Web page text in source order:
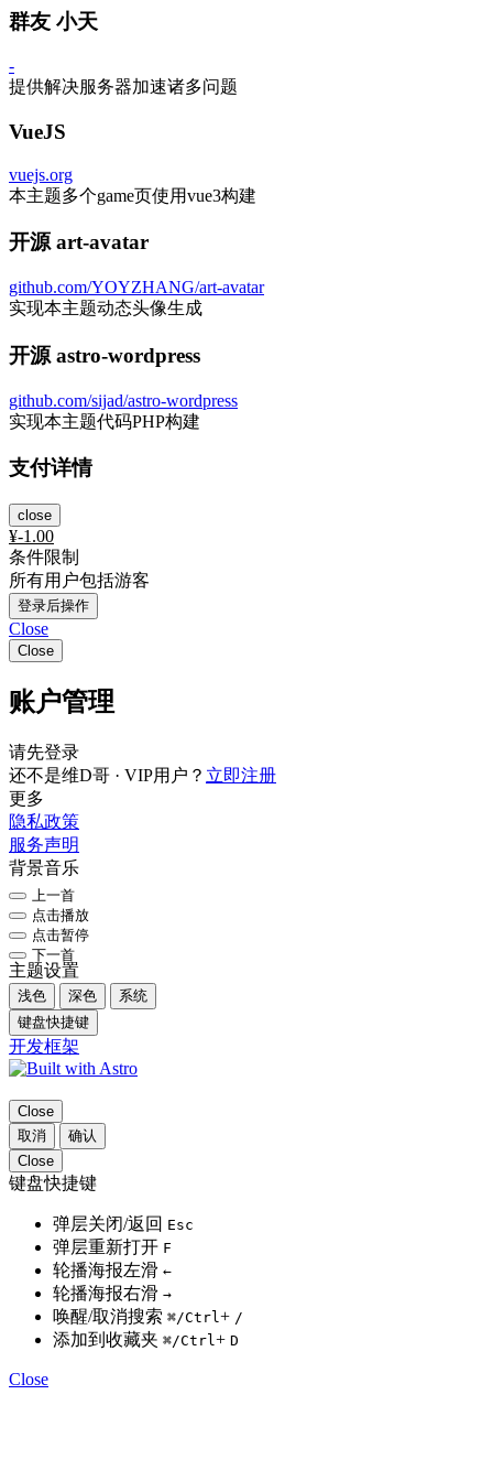
群友 小天
-
提供解决服务器加速诸多问题
VueJS
vuejs.org
本主题多个game页使用vue3构建
开源 art-avatar
github.com/YOYZHANG/art-avatar
实现本主题动态头像生成
开源 astro-wordpress
github.com/sijad/astro-wordpress
实现本主题代码PHP构建
支付详情
close
¥-1.00
条件限制
所有用户包括游客
登录后操作
Close
Close
账户管理
请先登录
还不是维D哥 · VIP用户？ 立即注册
更多
隐私政策
服务声明
背景音乐
上一首
点击播放
点击暂停
下一首
主题设置
浅色 深色
系统
键盘快捷键
开发框架
Close
取消
确认
Close
键盘快捷键
弹层关闭/返回 Esc
弹层重新打开 F
轮播海报左滑 ←
轮播海报右滑 →
唤醒/取消搜索 ⌘/Ctrl + /
添加到收藏夹 ⌘/Ctrl + D
Close